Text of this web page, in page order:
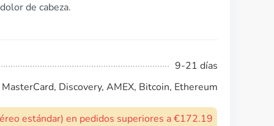
de cabeza.
9-21 días
Discovery, AMEX, Bitcoin, Ethereum
estándar) en pedidos superiores a €172.19